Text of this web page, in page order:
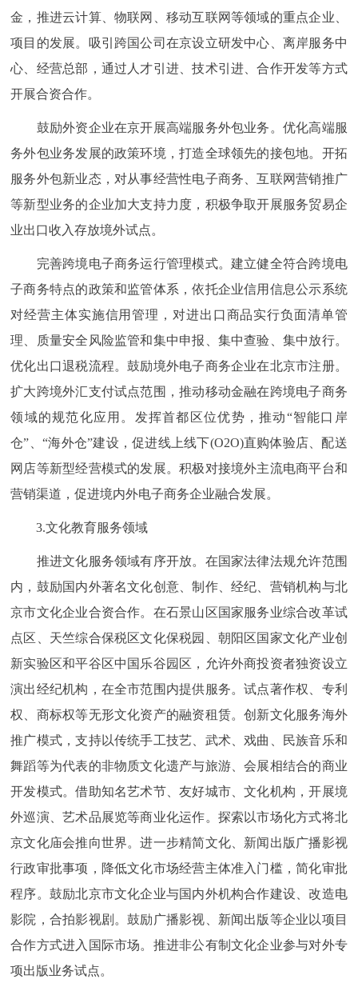
金，推进云计算、物联网、移动互联网等领域的重点企业、
项目的发展。吸引跨国公司在京设立研发中心、离岸服务中
心、经营总部，通过人才引进、技术引进、合作开发等方式
开展合资合作。
鼓励外资企业在京开展高端服务外包业务。优化高端服
务外包业务发展的政策环境，打造全球领先的接包地。开拓
服务外包新业态，对从事经营性电子商务、互联网营销推广
等新型业务的企业加大支持力度，积极争取开展服务贸易企
业出口收入存放境外试点。
完善跨境电子商务运行管理模式。建立健全符合跨境电
子商务特点的政策和监管体系，依托企业信用信息公示系统
对经营主体实施信用管理，对进出口商品实行负面清单管
理、质量安全风险监管和集中申报、集中查验、集中放行。
优化出口退税流程。鼓励境外电子商务企业在北京市注册。
扩大跨境外汇支付试点范围，推动移动金融在跨境电子商务
领域的规范化应用。发挥首都区位优势，推动“智能口岸
仓”、“海外仓”建设，促进线上线下(O2O)直购体验店、配送
网店等新型经营模式的发展。积极对接境外主流电商平台和
营销渠道，促进境内外电子商务企业融合发展。
3.文化教育服务领域
推进文化服务领域有序开放。在国家法律法规允许范围
内，鼓励国内外著名文化创意、制作、经纪、营销机构与北
京市文化企业合资合作。在石景山区国家服务业综合改革试
点区、天竺综合保税区文化保税园、朝阳区国家文化产业创
新实验区和平谷区中国乐谷园区，允许外商投资者独资设立
演出经纪机构，在全市范围内提供服务。试点著作权、专利
权、商标权等无形文化资产的融资租赁。创新文化服务海外
推广模式，支持以传统手工技艺、武术、戏曲、民族音乐和
舞蹈等为代表的非物质文化遗产与旅游、会展相结合的商业
开发模式。借助知名艺术节、友好城市、文化机构，开展境
外巡演、艺术品展览等商业化运作。探索以市场化方式将北
京文化庙会推向世界。进一步精简文化、新闻出版广播影视
行政审批事项，降低文化市场经营主体准入门槛，简化审批
程序。鼓励北京市文化企业与国内外机构合作建设、改造电
影院，合拍影视剧。鼓励广播影视、新闻出版等企业以项目
合作方式进入国际市场。推进非公有制文化企业参与对外专
项出版业务试点。